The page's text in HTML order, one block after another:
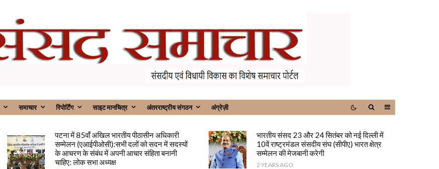
समाचार रिपोर्टिंग साइट मानचित्र अंतरराष्ट्रीय संगठन अंग्रेज़ी
पटना में 85वाँ अखिल भारतीय पीठासीन अधिकारी
सम्मेलन (एआईपीओसी):सभी दलों को सदन में सदस्यों
के आचरण के संबंध में अपनी आचार संहिता बनानी
चाहिए: लोक सभा अध्यक्ष
भारतीय संसद 23 और 24 सितंबर को नई दिल्ली में
10वें राष्ट्रमंडल संसदीय संघ (सीपीए) भारत क्षेत्र
सम्मेलन की मेजबानी करेगी
2 YEARS AGO